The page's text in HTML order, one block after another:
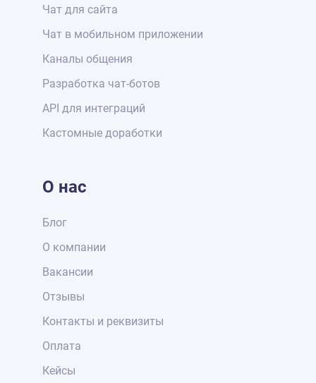
Чат для сайта
Чат в мобильном приложении
Каналы общения
Разработка чат-ботов
API для интеграций
Кастомные доработки
О нас
Блог
О компании
Вакансии
Отзывы
Контакты и реквизиты
Оплата
Кейсы